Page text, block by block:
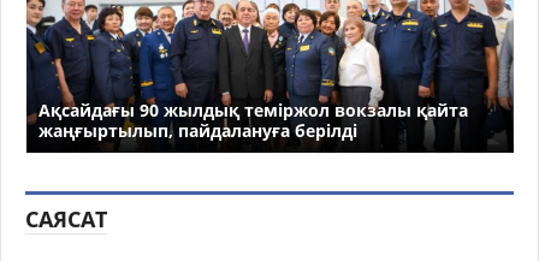
Ақсайдағы 90 жылдық теміржол вокзалы қайта
жаңғыртылып, пайдалануға берілді
САЯСАТ